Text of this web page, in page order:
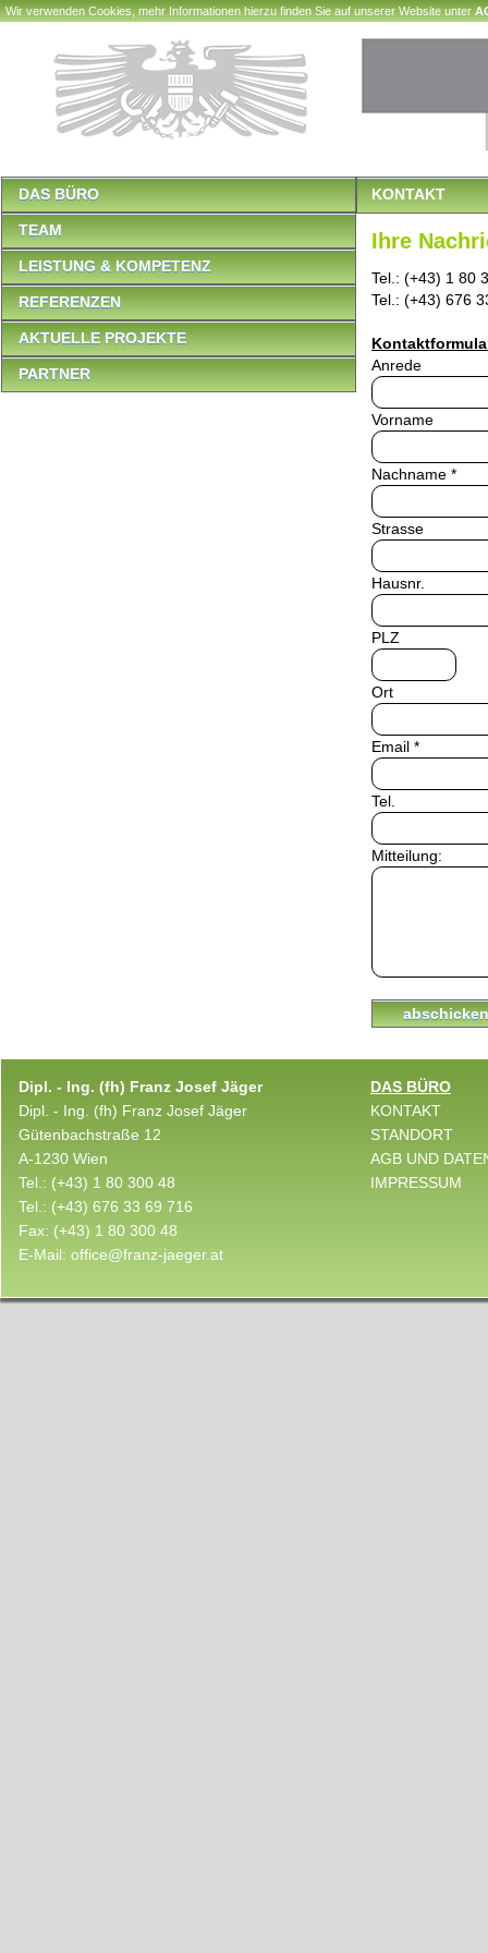
Wir verwenden Cookies, mehr Informationen hierzu finden Sie auf unserer Website unter
DAS BÜRO
TEAM
LEISTUNG & KOMPETENZ
REFERENZEN
AKTUELLE PROJEKTE
PARTNER
KONTAKT
Ihre
Tel.: (+43) 1 80
Tel.: (+43) 676
Anrede
Vorname
Nachname *
Strasse
Hausnr.
PLZ
Ort
Email *
Tel.
Mitteilung:
Dipl. - Ing. (fh) Franz Josef Jäger
Dipl. - Ing. (fh) Franz Josef Jäger
Gütenbachstraße 12
A-1230 Wien
Tel.: (+43) 1 80 300 48
Tel.: (+43) 676 33 69 716
Fax: (+43) 1 80 300 48
E-Mail: office@franz-jaeger.at
DAS BÜRO
KONTAKT
STANDORT
AGB UND
IMPRESSUM